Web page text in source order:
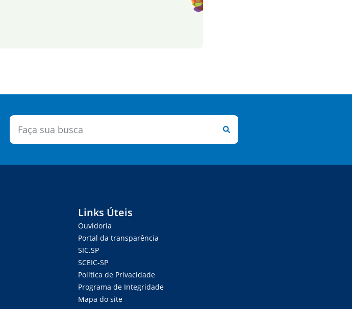
Links Úteis
Ouvidoria
Portal da transparência
SIC.SP
SCEIC-SP
Política de Privacidade
Programa de Integridade
Mapa do site